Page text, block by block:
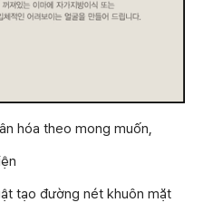
hóa theo mong muốn,
tạo đường nét khuôn mặt